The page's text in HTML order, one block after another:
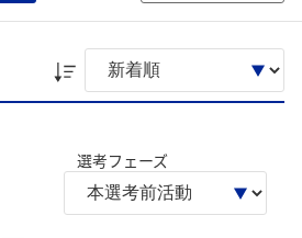
選考フェーズ